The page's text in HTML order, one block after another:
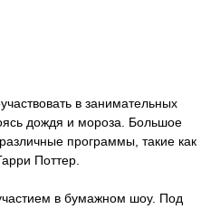
в занимательных
дождя и мороза. Большое
программы, такие как
Поттер.
в бумажном шоу. Под